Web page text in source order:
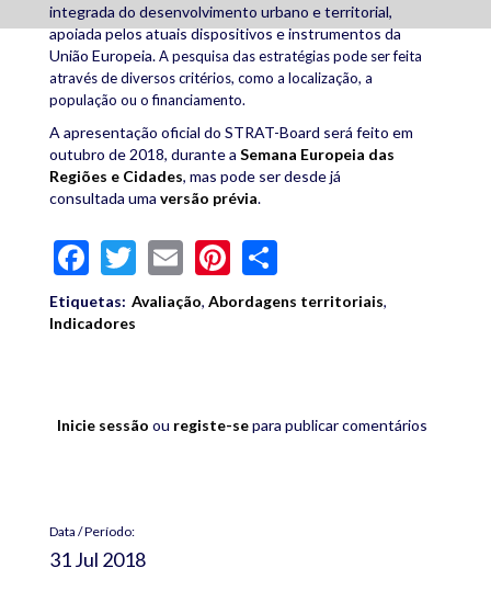
integrada do desenvolvimento urbano e territorial,
apoiada pelos atuais dispositivos e instrumentos da
União Europeia.A pesquisa das estratégias pode ser feita
através de diversos critérios, como a localização, a
população ou o financiamento.
A apresentação oficial do STRAT-Board será feito em
outubro de 2018, durante a Semana Europeia das
Regiões e Cidades, mas pode ser desde já
consultada uma versão prévia.
Facebook
Twitter
EmailPinterest
Etiquetas: Avaliação, Abordagens territoriais,
Indicadores
Inicie sessão ou registe-separa publicar comentários
Data / Período:
31 Jul 2018